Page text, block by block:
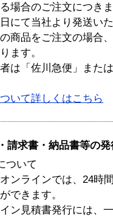
場合のご注文につき
にて当社より発送い
商品をご注文の場合
ます。
は「佐川急便」また
いて詳しくはこちら
請求書・納品書等の
ついて
ンラインでは、24時
できます。
ン見積書発行には、